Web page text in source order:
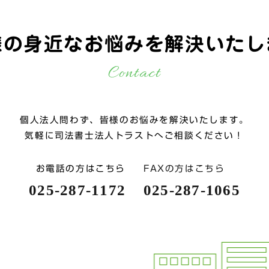
身近なお悩みを解決いた
Contact
個人法人問わず、皆様のお悩みを解決いたします。
気軽に司法書士法人トラストへご相談ください！
お電話の方はこちら
025-287-1172
FAXの方はこちら
025-287-1065